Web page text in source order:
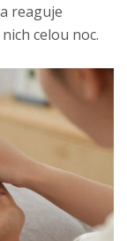
reaguje
celou noc.